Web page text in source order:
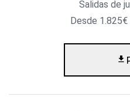
Salidas de
Desde